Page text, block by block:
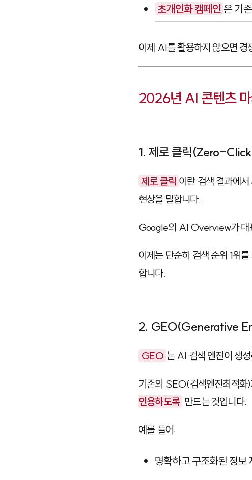
초개인화 캠페인 은 기
이제 AI를 활용하지 않으면 경
2026년 AI 콘텐츠
1. 제로 클릭(Zero-
제로 클릭 이란 검색 결과에
현상을 말합니다.
Google의 AI Overview가 대
이제는 단순히 검색 순위 1위
합니다.
2. GEO(Generative
GEO 는 AI 검색 엔진이 생
기존의 SEO(검색엔진최적화
인용하도록 만드는 것입니다.
예를 들어:
명확하고 구조화된 정보